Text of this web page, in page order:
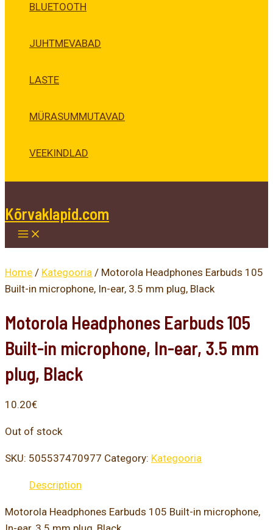
BLUETOOTH
JUHTMEVABAD
LASTE
MÜRASUMMUTAVAD
VEEKINDLAD
Kõrvaklapid.com
Home / Kategooria / Motorola Headphones Earbuds 105
Built-in microphone, In-ear, 3.5 mm plug, Black
Motorola Headphones Earbuds 105
Built-in microphone, In-ear, 3.5 mm
plug, Black
10.20€
Out of stock
SKU: 505537470977 Category: Kategooria
Description
Motorola Headphones Earbuds 105 Built-in microphone,